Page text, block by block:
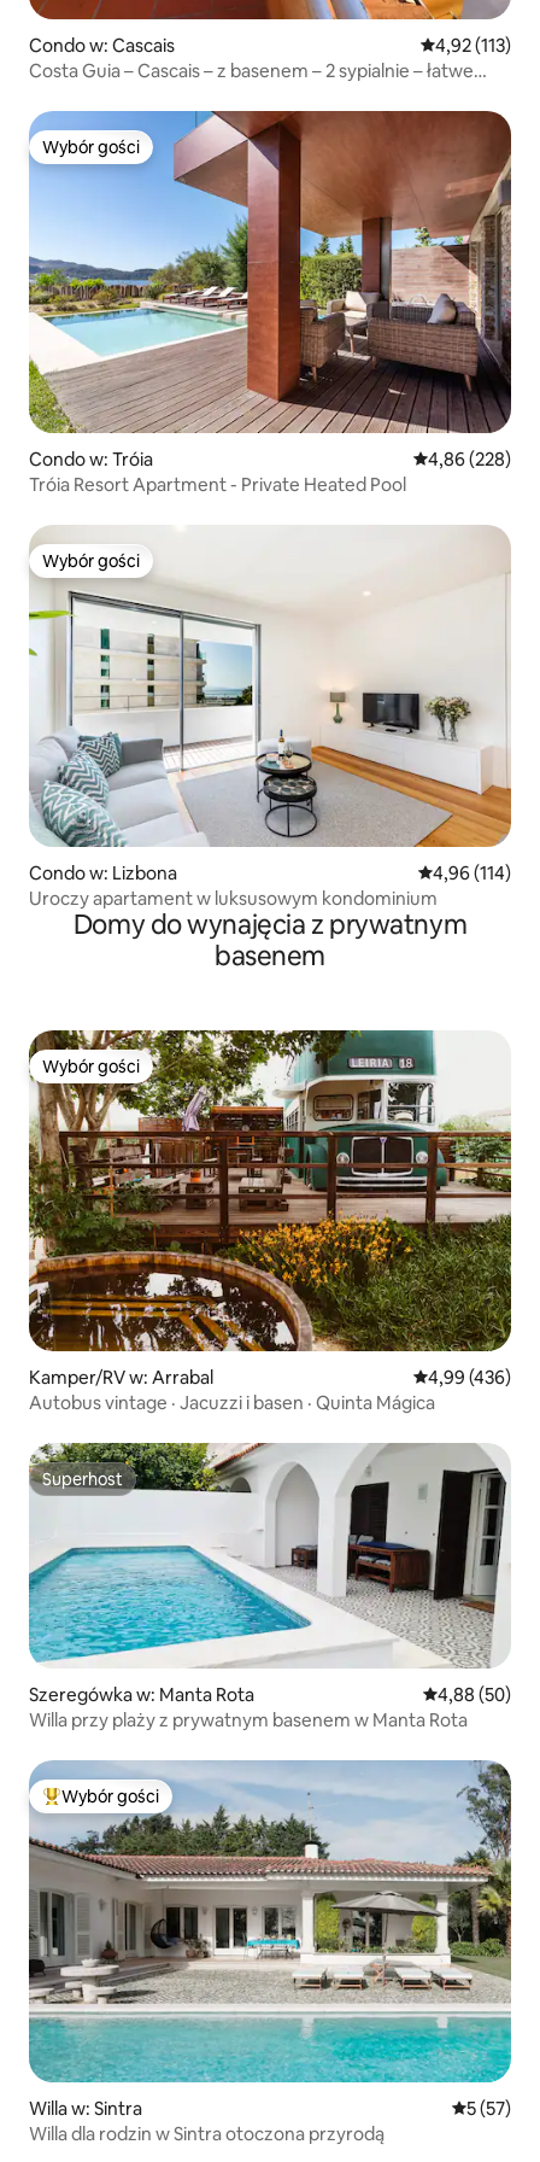
Condo w: Cascais Średnia
4,92 (113)
Costa Guia – Cascais – z basenem – 2 sypialnie – łatwe
Wybór gości
Wybór gości
Condo w: Tróia Średnia
4,86 (228)
Tróia Resort Apartment - Private Heated Pool
Wybór gości
Wybór gości
Condo w: Lizbona Średnia
4,96 (114)
Uroczy apartament w luksusowym kondominium
Domy do wynajęcia z prywatnym
basenem
Wybór gości
Wybór gości
Kamper/RV w: Arrabal Średnia
4,99 (436)
Autobus vintage · Jacuzzi i basen · Quinta Mágica
Superhost
Superhost
Szeregówka w: Manta Rota Średnia
4,88 (50)
Willa przy plaży z prywatnym basenem w Manta Rota
Najpopularniejsze z kategorii Wybór gości
Wybór gości
Willa w: Sintra Średnia
5 (57)
Willa dla rodzin w Sintra otoczona przyrodą